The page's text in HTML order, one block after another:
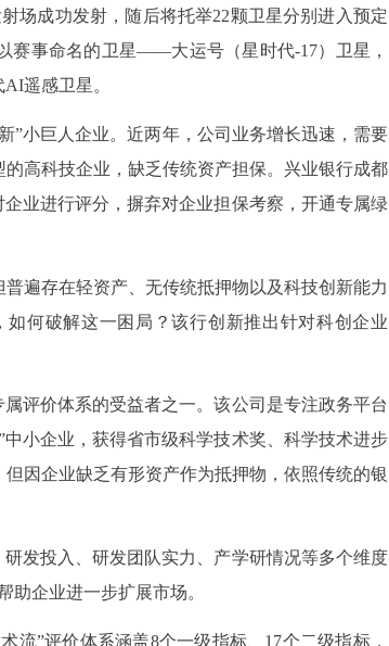
场成功发射，随后将托举22颗卫星分别进入预定
赛事命名的卫星——大运号（星时代-17）卫星，
遥感卫星。
”小巨人企业。近两年，公司业务增长迅速，需要
高科技企业，缺乏传统资产担保。兴业银行成都
业进行评分，摒弃对企业担保考察，开通专属绿
遍存在轻资产、无传统抵押物以及科技创新能力
何破解这一困局？该行创新推出针对科创企业
评价体系的受益者之一。该公司是专注政务平台
小企业，获得省市级科学技术奖、科学技术进步
因企业缺乏有形资产作为抵押物，依照传统的银
发投入、研发团队实力、产学研情况等多个维度
助企业进一步扩展市场。
流”评价体系涵盖8个一级指标、17个二级指标，